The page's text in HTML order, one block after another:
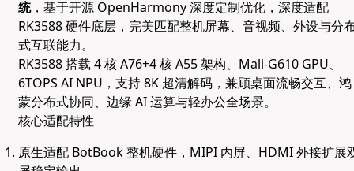
统，基于开源 OpenHarmony 深度定制优化，深度适配
RK3588 硬件底层，完美匹配整机屏幕、音视频、外设与分
式互联能力。
RK3588 搭载 4 核 A76+4 核 A55 架构、Mali-G610 GPU、
6TOPS AI NPU，支持 8K 超清解码，兼顾桌面流畅交互、鸿
蒙分布式协同、边缘 AI 运算与轻办公全场景。
核心适配特性
原生适配 BotBook 整机硬件，MIPI 内屏、HDMI 外接扩展